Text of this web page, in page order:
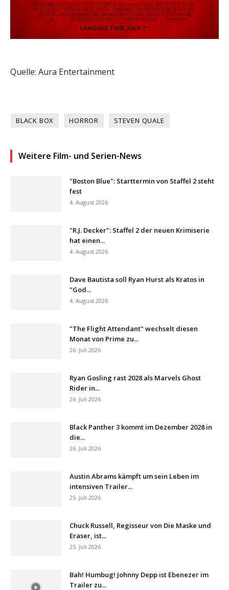
Quelle: Aura Entertainment
BLACK BOX HORROR STEVEN QUALE
Weitere Film- und Serien-News
"Boston Blue": Starttermin von Staffel 2 steht
fest
4. August 2026
"R.J. Decker": Staffel 2 der neuen Krimiserie
hat einen...
4. August 2026
Dave Bautista soll Ryan Hurst als Kratos in
"God...
4. August 2026
"The Flight Attendant" wechselt diesen
Monat von Prime zu...
26. Juli 2026
Ryan Gosling rast 2028 als Marvels Ghost
Rider in...
26. Juli 2026
Black Panther 3 kommt im Dezember 2028 in
die...
26. Juli 2026
Austin Abrams kämpft um sein Leben im
intensiven Trailer...
25. Juli 2026
Chuck Russell, Regisseur von Die Maske und
Eraser, ist...
25. Juli 2026
Bah! Humbug! Johnny Depp ist Ebenezer im
Trailer zu...